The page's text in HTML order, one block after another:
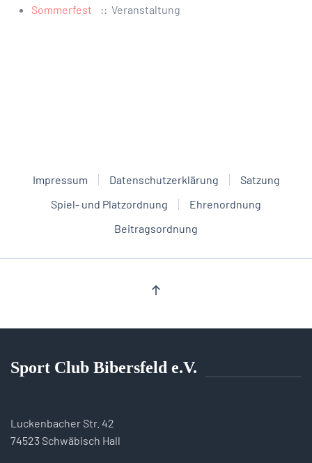
Sommerfest
:: Veranstaltung
Impressum Datenschutzerklärung
Satzung
Spiel- und Platzordnung
Ehrenordnung
Beitragsordnung
Sport Club Bibersfeld e.V.
Luckenbacher Str. 42
74523 Schwäbisch Hall